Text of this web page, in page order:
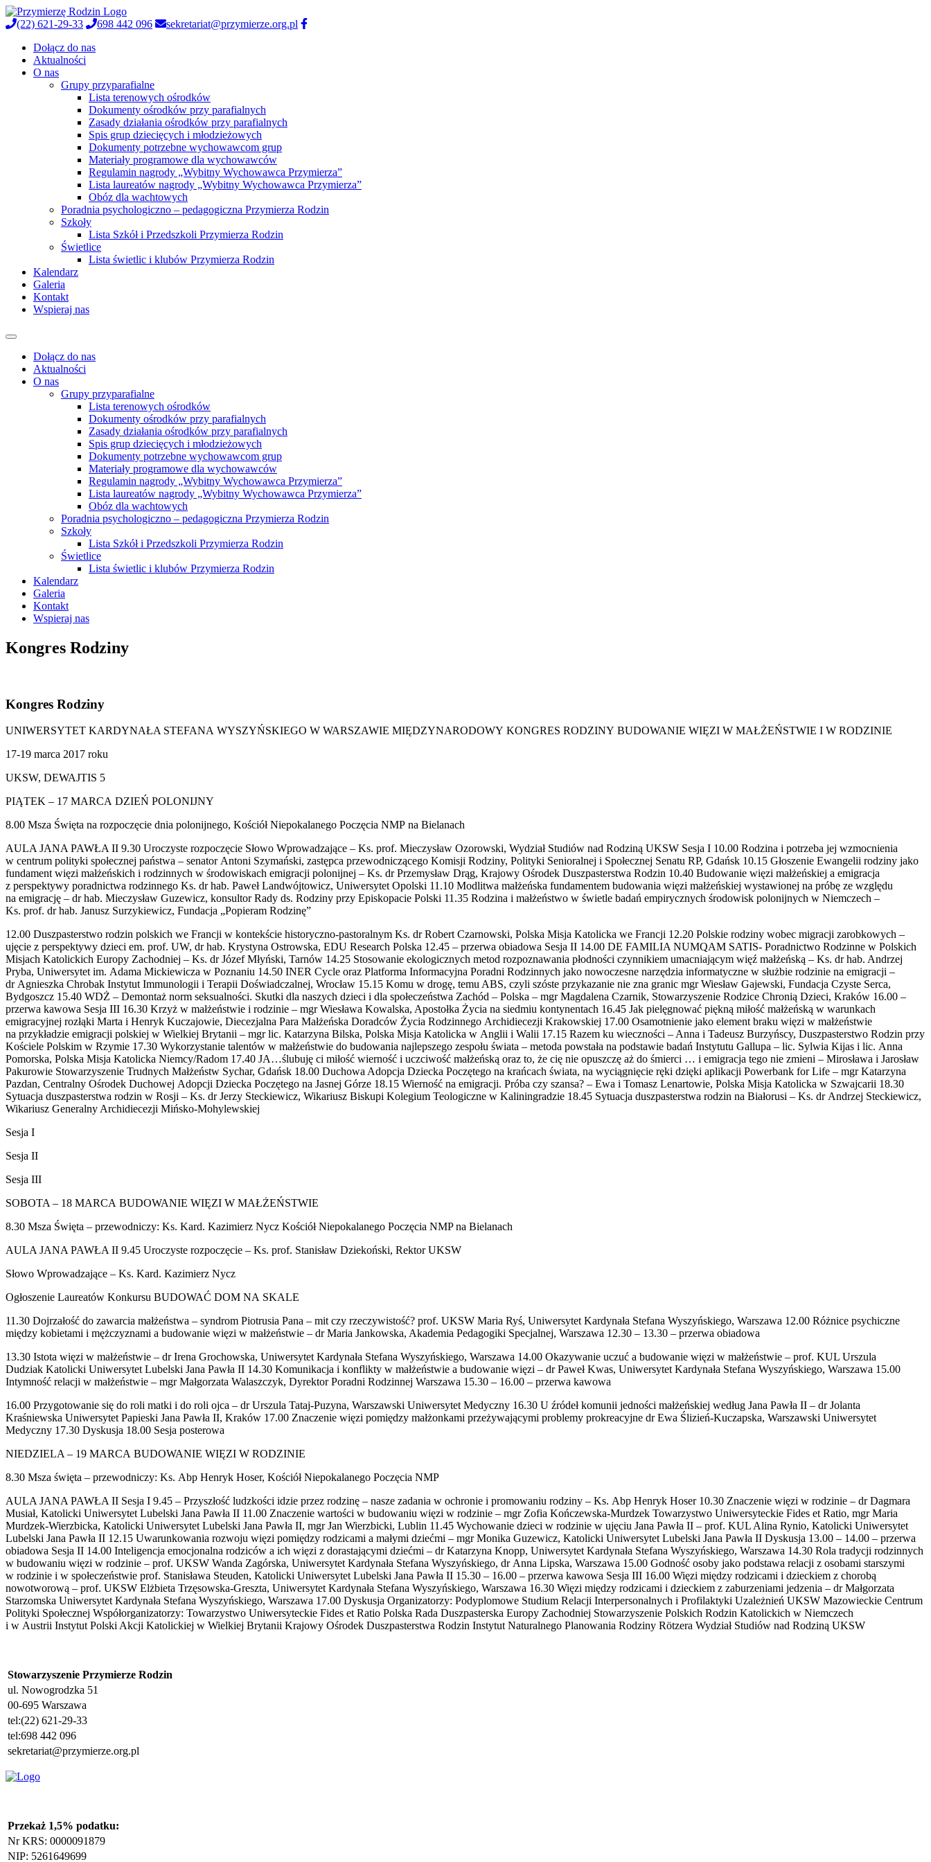
(22) 621-29-33 698 442 096
sekretariat@przymierze.org.pl
Dołącz do nas
Aktualności
O nas
Grupy przyparafialne
Lista terenowych ośrodków
Dokumenty ośrodków przy parafialnych
Zasady działania ośrodków przy parafialnych
Spis grup dziecięcych i młodzieżowych
Dokumenty potrzebne wychowawcom grup
Materiały programowe dla wychowawców
Regulamin nagrody „Wybitny Wychowawca Przymierza”
Lista laureatów nagrody „Wybitny Wychowawca Przymierza”
Obóz dla wachtowych
Poradnia psychologiczno – pedagogiczna Przymierza Rodzin
Szkoły
Lista Szkół i Przedszkoli Przymierza Rodzin
Świetlice
Lista świetlic i klubów Przymierza Rodzin
Kalendarz
Galeria
Kontakt
Wspieraj nas
Dołącz do nas
Aktualności
O nas
Grupy przyparafialne
Lista terenowych ośrodków
Dokumenty ośrodków przy parafialnych
Zasady działania ośrodków przy parafialnych
Spis grup dziecięcych i młodzieżowych
Dokumenty potrzebne wychowawcom grup
Materiały programowe dla wychowawców
Regulamin nagrody „Wybitny Wychowawca Przymierza”
Lista laureatów nagrody „Wybitny Wychowawca Przymierza”
Obóz dla wachtowych
Poradnia psychologiczno – pedagogiczna Przymierza Rodzin
Szkoły
Lista Szkół i Przedszkoli Przymierza Rodzin
Świetlice
Lista świetlic i klubów Przymierza Rodzin
Kalendarz
Galeria
Kontakt
Wspieraj nas
Kongres Rodziny
Kongres Rodziny
UNIWERSYTET KARDYNAŁA STEFANA WYSZYŃSKIEGO W WARSZAWIE MIĘDZYNARODOWY KONGRES RODZINY BUDOWANIE WIĘZI W MAŁŻEŃSTWIE I W RODZINIE
17-19 marca 2017 roku
UKSW, DEWAJTIS 5
PIĄTEK – 17 MARCA DZIEŃ POLONIJNY
8.00 Msza Święta na rozpoczęcie dnia polonijnego, Kościół Niepokalanego Poczęcia NMP na Bielanach
AULA JANA PAWŁA II 9.30 Uroczyste rozpoczęcie Słowo Wprowadzające – Ks. prof. Mieczysław Ozorowski, Wydział Studiów nad Rodziną UKSW Sesja I 10.00 Rodzina i potrzeba jej wzmocnienia
w centrum polityki społecznej państwa – senator Antoni Szymański, zastępca przewodniczącego Komisji Rodziny, Polityki Senioralnej i Społecznej Senatu RP, Gdańsk 10.15 Głoszenie Ewangelii rodziny jako
fundament więzi małżeńskich i rodzinnych w środowiskach emigracji polonijnej – Ks. dr Przemysław Drąg, Krajowy Ośrodek Duszpasterstwa Rodzin 10.40 Budowanie więzi małżeńskiej a emigracja
z perspektywy poradnictwa rodzinnego Ks. dr hab. Paweł Landwójtowicz, Uniwersytet Opolski 11.10 Modlitwa małżeńska fundamentem budowania więzi małżeńskiej wystawionej na próbę ze względu
na emigrację – dr hab. Mieczysław Guzewicz, konsultor Rady ds. Rodziny przy Episkopacie Polski 11.35 Rodzina i małżeństwo w świetle badań empirycznych środowisk polonijnych w Niemczech –
Ks. prof. dr hab. Janusz Surzykiewicz, Fundacja „Popieram Rodzinę”
12.00 Duszpasterstwo rodzin polskich we Francji w kontekście historyczno-pastoralnym Ks. dr Robert Czarnowski, Polska Misja Katolicka we Francji 12.20 Polskie rodziny wobec migracji zarobkowych –
ujęcie z perspektywy dzieci em. prof. UW, dr hab. Krystyna Ostrowska, EDU Research Polska 12.45 – przerwa obiadowa Sesja II 14.00 DE FAMILIA NUMQAM SATIS- Poradnictwo Rodzinne w Polskich
Misjach Katolickich Europy Zachodniej – Ks. dr Józef Młyński, Tarnów 14.25 Stosowanie ekologicznych metod rozpoznawania płodności czynnikiem umacniającym więź małżeńską – Ks. dr hab. Andrzej
Pryba, Uniwersytet im. Adama Mickiewicza w Poznaniu 14.50 INER Cycle oraz Platforma Informacyjna Poradni Rodzinnych jako nowoczesne narzędzia informatyczne w służbie rodzinie na emigracji –
dr Agnieszka Chrobak Instytut Immunologii i Terapii Doświadczalnej, Wrocław 15.15 Komu w drogę, temu ABS, czyli szóste przykazanie nie zna granic mgr Wiesław Gajewski, Fundacja Czyste Serca,
Bydgoszcz 15.40 WDŻ – Demontaż norm seksualności. Skutki dla naszych dzieci i dla społeczeństwa Zachód – Polska – mgr Magdalena Czarnik, Stowarzyszenie Rodzice Chronią Dzieci, Kraków 16.00 –
przerwa kawowa Sesja III 16.30 Krzyż w małżeństwie i rodzinie – mgr Wiesława Kowalska, Apostołka Życia na siedmiu kontynentach 16.45 Jak pielęgnować piękną miłość małżeńską w warunkach
emigracyjnej rozłąki Marta i Henryk Kuczajowie, Diecezjalna Para Małżeńska Doradców Życia Rodzinnego Archidiecezji Krakowskiej 17.00 Osamotnienie jako element braku więzi w małżeństwie
na przykładzie emigracji polskiej w Wielkiej Brytanii – mgr lic. Katarzyna Bilska, Polska Misja Katolicka w Anglii i Walii 17.15 Razem ku wieczności – Anna i Tadeusz Burzyńscy, Duszpasterstwo Rodzin przy
Kościele Polskim w Rzymie 17.30 Wykorzystanie talentów w małżeństwie do budowania najlepszego zespołu świata – metoda powstała na podstawie badań Instytutu Gallupa – lic. Sylwia Kijas i lic. Anna
Pomorska, Polska Misja Katolicka Niemcy/Radom 17.40 JA…ślubuję ci miłość wierność i uczciwość małżeńską oraz to, że cię nie opuszczę aż do śmierci … i emigracja tego nie zmieni – Mirosława i Jarosław
Pakurowie Stowarzyszenie Trudnych Małżeństw Sychar, Gdańsk 18.00 Duchowa Adopcja Dziecka Poczętego na krańcach świata, na wyciągnięcie ręki dzięki aplikacji Powerbank for Life – mgr Katarzyna
Pazdan, Centralny Ośrodek Duchowej Adopcji Dziecka Poczętego na Jasnej Górze 18.15 Wierność na emigracji. Próba czy szansa? – Ewa i Tomasz Lenartowie, Polska Misja Katolicka w Szwajcarii 18.30
Sytuacja duszpasterstwa rodzin w Rosji – Ks. dr Jerzy Steckiewicz, Wikariusz Biskupi Kolegium Teologiczne w Kaliningradzie 18.45 Sytuacja duszpasterstwa rodzin na Białorusi – Ks. dr Andrzej Steckiewicz,
Wikariusz Generalny Archidiecezji Mińsko-Mohylewskiej
Sesja I
Sesja II
Sesja III
SOBOTA – 18 MARCA BUDOWANIE WIĘZI W MAŁŻEŃSTWIE
8.30 Msza Święta – przewodniczy: Ks. Kard. Kazimierz Nycz Kościół Niepokalanego Poczęcia NMP na Bielanach
AULA JANA PAWŁA II 9.45 Uroczyste rozpoczęcie – Ks. prof. Stanisław Dziekoński, Rektor UKSW
Słowo Wprowadzające – Ks. Kard. Kazimierz Nycz
Ogłoszenie Laureatów Konkursu BUDOWAĆ DOM NA SKALE
11.30 Dojrzałość do zawarcia małżeństwa – syndrom Piotrusia Pana – mit czy rzeczywistość? prof. UKSW Maria Ryś, Uniwersytet Kardynała Stefana Wyszyńskiego, Warszawa 12.00 Różnice psychiczne
między kobietami i mężczyznami a budowanie więzi w małżeństwie – dr Maria Jankowska, Akademia Pedagogiki Specjalnej, Warszawa 12.30 – 13.30 – przerwa obiadowa
13.30 Istota więzi w małżeństwie – dr Irena Grochowska, Uniwersytet Kardynała Stefana Wyszyńskiego, Warszawa 14.00 Okazywanie uczuć a budowanie więzi w małżeństwie – prof. KUL Urszula
Dudziak Katolicki Uniwersytet Lubelski Jana Pawła II 14.30 Komunikacja i konflikty w małżeństwie a budowanie więzi – dr Paweł Kwas, Uniwersytet Kardynała Stefana Wyszyńskiego, Warszawa 15.00
Intymność relacji w małżeństwie – mgr Małgorzata Walaszczyk, Dyrektor Poradni Rodzinnej Warszawa 15.30 – 16.00 – przerwa kawowa
16.00 Przygotowanie się do roli matki i do roli ojca – dr Urszula Tataj-Puzyna, Warszawski Uniwersytet Medyczny 16.30 U źródeł komunii jedności małżeńskiej według Jana Pawła II – dr Jolanta
Kraśniewska Uniwersytet Papieski Jana Pawła II, Kraków 17.00 Znaczenie więzi pomiędzy małżonkami przeżywającymi problemy prokreacyjne dr Ewa Ślizień-Kuczapska, Warszawski Uniwersytet
Medyczny 17.30 Dyskusja 18.00 Sesja posterowa
NIEDZIELA – 19 MARCA BUDOWANIE WIĘZI W RODZINIE
8.30 Msza święta – przewodniczy: Ks. Abp Henryk Hoser, Kościół Niepokalanego Poczęcia NMP
AULA JANA PAWŁA II Sesja I 9.45 – Przyszłość ludzkości idzie przez rodzinę – nasze zadania w ochronie i promowaniu rodziny – Ks. Abp Henryk Hoser 10.30 Znaczenie więzi w rodzinie – dr Dagmara
Musiał, Katolicki Uniwersytet Lubelski Jana Pawła II 11.00 Znaczenie wartości w budowaniu więzi w rodzinie – mgr Zofia Kończewska-Murdzek Towarzystwo Uniwersyteckie Fides et Ratio, mgr Maria
Murdzek-Wierzbicka, Katolicki Uniwersytet Lubelski Jana Pawła II, mgr Jan Wierzbicki, Lublin 11.45 Wychowanie dzieci w rodzinie w ujęciu Jana Pawła II – prof. KUL Alina Rynio, Katolicki Uniwersytet
Lubelski Jana Pawła II 12.15 Uwarunkowania rozwoju więzi pomiędzy rodzicami a małymi dziećmi – mgr Monika Guzewicz, Katolicki Uniwersytet Lubelski Jana Pawła II Dyskusja 13.00 – 14.00 – przerwa
obiadowa Sesja II 14.00 Inteligencja emocjonalna rodziców a ich więzi z dorastającymi dziećmi – dr Katarzyna Knopp, Uniwersytet Kardynała Stefana Wyszyńskiego, Warszawa 14.30 Rola tradycji rodzinnych
w budowaniu więzi w rodzinie – prof. UKSW Wanda Zagórska, Uniwersytet Kardynała Stefana Wyszyńskiego, dr Anna Lipska, Warszawa 15.00 Godność osoby jako podstawa relacji z osobami starszymi
w rodzinie i w społeczeństwie prof. Stanisława Steuden, Katolicki Uniwersytet Lubelski Jana Pawła II 15.30 – 16.00 – przerwa kawowa Sesja III 16.00 Więzi między rodzicami i dzieckiem z chorobą
nowotworową – prof. UKSW Elżbieta Trzęsowska-Greszta, Uniwersytet Kardynała Stefana Wyszyńskiego, Warszawa 16.30 Więzi między rodzicami i dzieckiem z zaburzeniami jedzenia – dr Małgorzata
Starzomska Uniwersytet Kardynała Stefana Wyszyńskiego, Warszawa 17.00 Dyskusja Organizatorzy: Podyplomowe Studium Relacji Interpersonalnych i Profilaktyki Uzależnień UKSW Mazowieckie Centrum
Polityki Społecznej Współorganizatorzy: Towarzystwo Uniwersyteckie Fides et Ratio Polska Rada Duszpasterska Europy Zachodniej Stowarzyszenie Polskich Rodzin Katolickich w Niemczech
i w Austrii Instytut Polski Akcji Katolickiej w Wielkiej Brytanii Krajowy Ośrodek Duszpasterstwa Rodzin Instytut Naturalnego Planowania Rodziny Rötzera Wydział Studiów nad Rodziną UKSW
Stowarzyszenie Przymierze Rodzin
ul. Nowogrodzka 51
00-695 Warszawa
tel:(22) 621-29-33
tel:698 442 096
sekretariat@przymierze.org.pl
Przekaż 1,5% podatku:
Nr KRS: 0000091879
NIP: 5261649699